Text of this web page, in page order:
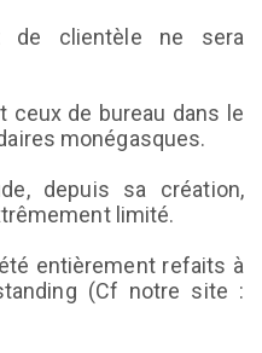
de clientèle ne sera
ceux de bureau dans le
monégasques.
depuis sa création,
limité.
entièrement refaits à
(Cf notre site :